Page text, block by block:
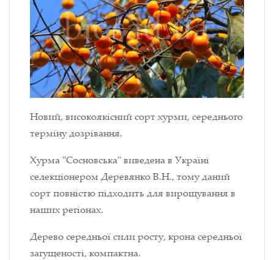
Новий, високоякісний сорт хурми, середнього
терміну дозрівання.
Хурма "Сосновська" виведена в Україні
селекціонером Деревянко В.Н., тому даний
сорт повністю підходить для вирощування в
наших регіонах.
Дерево середньої сили росту, крона середньої
загущеності, компактна.